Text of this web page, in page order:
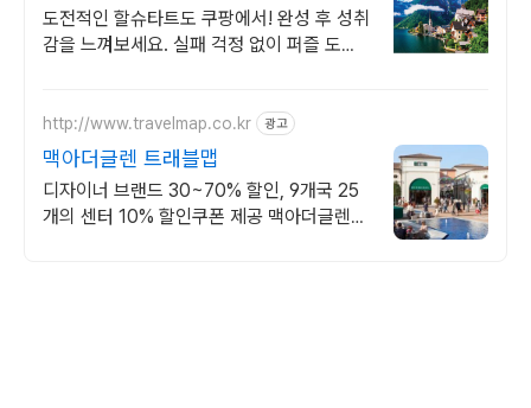
품
도전적인 할슈타트도 쿠팡에서! 완성 후 성취
감을 느껴보세요. 실패 걱정 없이 퍼즐 도전!
http://www.travelmap.co.kr 광고
맥아더글렌 트래블맵
디자이너 브랜드 30~70% 할인, 9개국 25
개의 센터 10% 할인쿠폰 제공 맥아더글렌